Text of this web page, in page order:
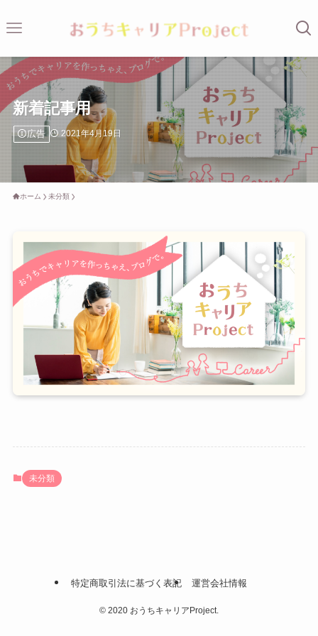
新着記事用
広告 2021年4月19日
ホーム 未分類
未分類
特定商取引法に基づく表記 運営会社情報
© 2020 おうちキャリアProject.